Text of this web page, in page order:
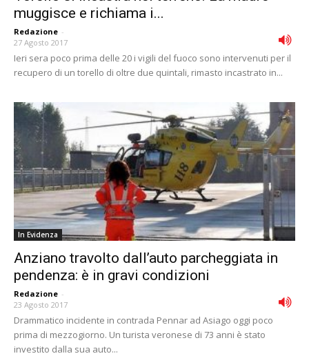
muggisce e richiama i...
Redazione -
27 Agosto 2017
Ieri sera poco prima delle 20 i vigili del fuoco sono intervenuti per il
recupero di un torello di oltre due quintali, rimasto incastrato in...
In Evidenza
Anziano travolto dall’auto parcheggiata in
pendenza: è in gravi condizioni
Redazione -
23 Agosto 2017
Drammatico incidente in contrada Pennar ad Asiago oggi poco
prima di mezzogiorno. Un turista veronese di 73 anni è stato
investito dalla sua auto...